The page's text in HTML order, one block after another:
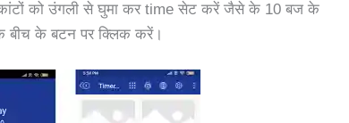
को उंगली से घुमा कर time सेट करें जैसे के 10 बज के
बीच के बटन पर क्लिक करें।